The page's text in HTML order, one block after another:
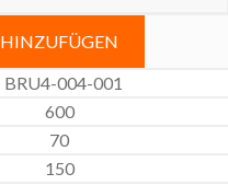
HINZUFÜGEN
BRU4-004-001
600
70
150